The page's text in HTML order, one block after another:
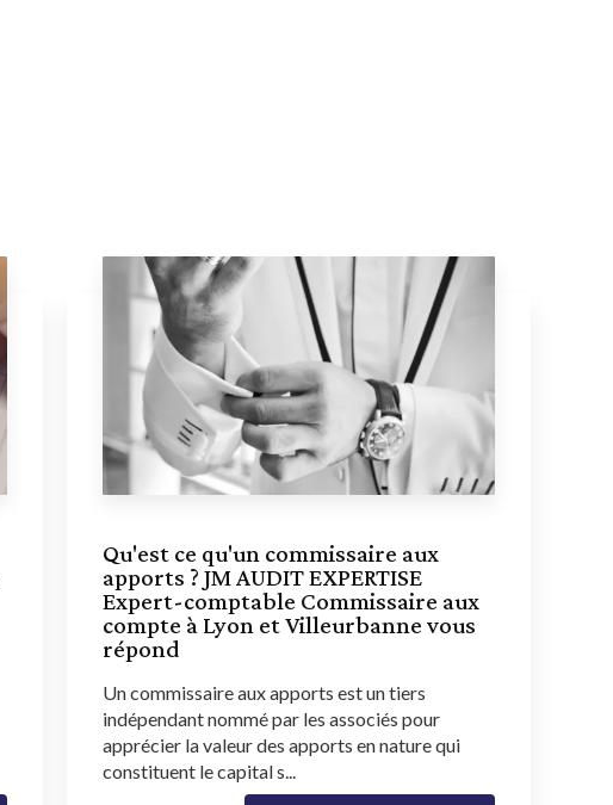
Qu'est ce qu'un commissaire aux
apports ? JM AUDIT EXPERTISE
Expert-comptable Commissaire aux
compte à Lyon et Villeurbanne vous
répond
Un commissaire aux apports est un tiers
indépendant nommé par les associés pour
apprécier la valeur des apports en nature qui
constituent le capital s...